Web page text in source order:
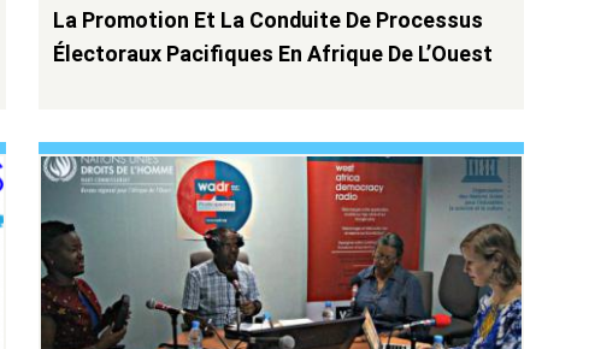
La Promotion Et La Conduite De Processus
Électoraux Pacifiques En Afrique De L’Ouest